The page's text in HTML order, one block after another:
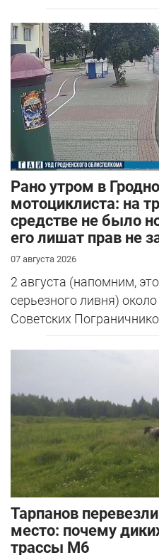
Рано утром в
мотоциклиста: на
средстве не было
его лишат прав не
07 августа 2026
2 августа (напомним,
серьезного ливня)
Советских
Тарпанов
место: почему
трассы М6